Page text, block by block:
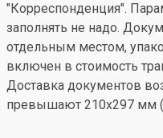
"Корреспонденция".
заполнять не надо.
отдельным местом,
включен в стоимость
Доставка документов
превышают 210x297 мм